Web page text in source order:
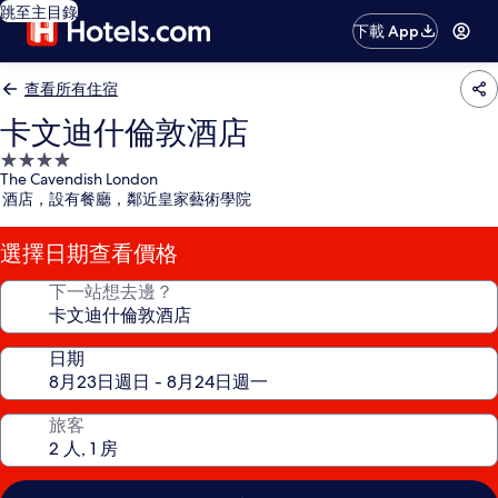
跳至主目錄
下載 App
查看所有住宿
卡文迪什倫敦酒店
4.0
星
級
住
宿
The Cavendish London
酒店，設有餐廳，鄰近皇家藝術學院
選擇日期查看價格
下一站想去邊？
日期
旅客